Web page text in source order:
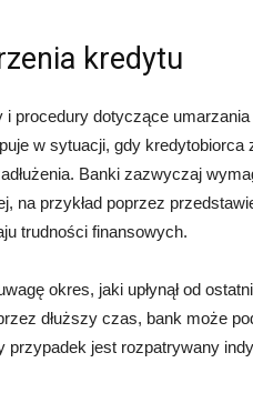
kredytu
i procedury dotyczące
w sytuacji, gdy
Banki zazwyczaj
na przykład poprzez
trudności finansowych.
okres, jaki upłynął od
dłuższy czas, bank może
przypadek jest rozpatrywany